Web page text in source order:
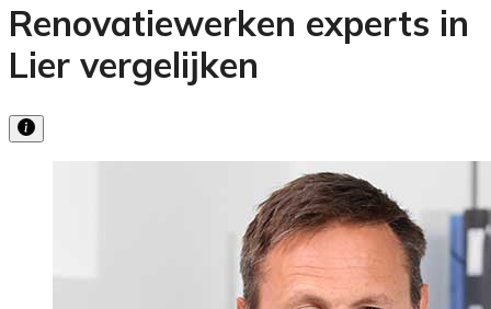
Renovatiewerken experts in
Lier vergelijken